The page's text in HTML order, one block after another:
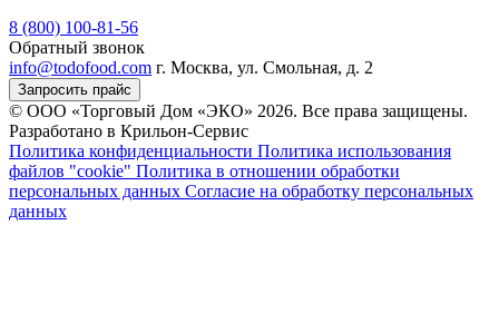
8 (800) 100-81-56
Обратный звонок
info@todofood.com г. Москва, ул. Смольная, д. 2
Запросить прайс
© ООО «Торговый Дом «ЭКО» 2026. Все права защищены.
Разработано в Крильон-Сервис
Политика конфиденциальности Политика использования
файлов "cookie" Политика в отношении обработки
персональных данных Согласие на обработку персональных
данных